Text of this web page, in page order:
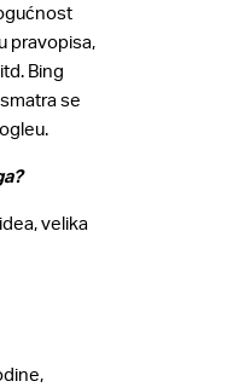
pravopisa,
Bing
se
velika